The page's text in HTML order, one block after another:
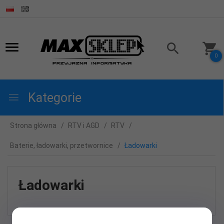
0
Kategorie
Strona główna RTV i AGD RTV
Baterie, ładowarki, przetwornice Ładowarki
Ładowarki